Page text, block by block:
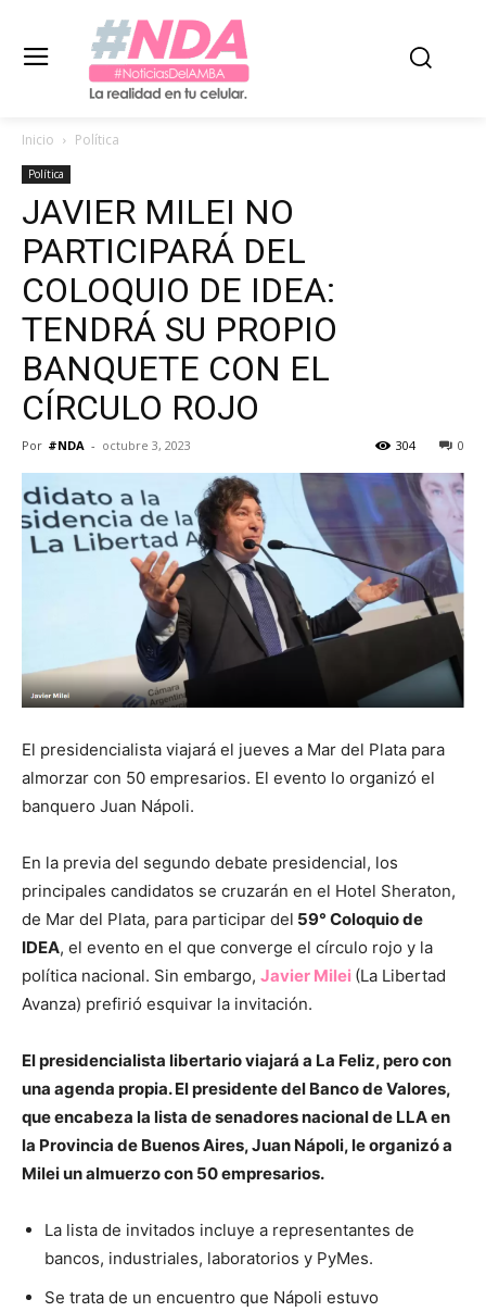
Inicio Política
Política
JAVIER MILEI NO
PARTICIPARÁ DEL
COLOQUIO DE IDEA:
TENDRÁ SU PROPIO
BANQUETE CON EL
CÍRCULO ROJO
Por #NDA - octubre 3, 2023 0
304
El presidencialista viajará el jueves a Mar del Plata para
almorzar con 50 empresarios. El evento lo organizó el
banquero Juan Nápoli.
En la previa del segundo debate presidencial, los
principales candidatos se cruzarán en el Hotel Sheraton,
de Mar del Plata, para participar del 59° Coloquio de
IDEA, el evento en el que converge el círculo rojo y la
política nacional. Sin embargo, Javier Milei (La Libertad
Avanza) prefirió esquivar la invitación.
El presidencialista libertario viajará a La Feliz, pero con
una agenda propia. El presidente del Banco de Valores,
que encabeza la lista de senadores nacional de LLA en
la Provincia de Buenos Aires, Juan Nápoli, le organizó a
Milei un almuerzo con 50 empresarios.
La lista de invitados incluye a representantes de
bancos, industriales, laboratorios y PyMes.
Se trata de un encuentro que Nápoli estuvo